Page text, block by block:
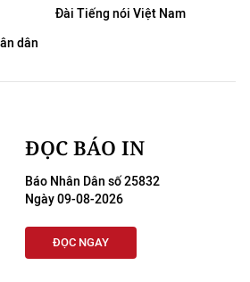
Đài Tiếng nói Việt Nam
dân
ĐỌC BÁO IN
Báo Nhân Dân số 25832
Ngày 09-08-2026
ĐỌC NGAY